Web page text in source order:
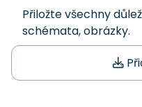
Přiložte všechny
schémata, obrázky.